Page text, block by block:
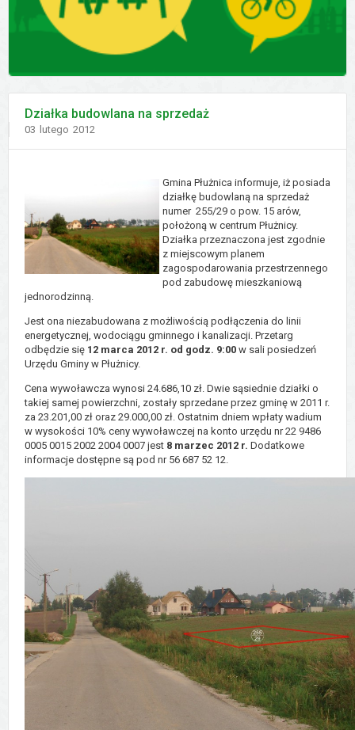
Działka budowlana na sprzedaż
Dodano
03 lutego 2012
Gmina Płużnica informuje, iż posiada
działkę budowlaną na sprzedaż
numer 255/29 o pow. 15 arów,
położoną w centrum Płużnicy.
Działka przeznaczona jest zgodnie
z miejscowym planem
zagospodarowania przestrzennego
pod zabudowę mieszkaniową
jednorodzinną.
Jest ona niezabudowana z możliwością podłączenia do linii
energetycznej, wodociągu gminnego i kanalizacji. Przetarg
odbędzie się 12 marca 2012 r. od godz. 9:00 w sali posiedzeń
Urzędu Gminy w Płużnicy.
Cena wywoławcza wynosi 24.686,10 zł. Dwie sąsiednie działki o
takiej samej powierzchni, zostały sprzedane przez gminę w 2011 r.
za 23.201,00 zł oraz 29.000,00 zł. Ostatnim dniem wpłaty wadium
w wysokości 10% ceny wywoławczej na konto urzędu nr 22 9486
0005 0015 2002 2004 0007 jest 8 marzec 2012 r. Dodatkowe
informacje dostępne są pod nr 56 687 52 12.